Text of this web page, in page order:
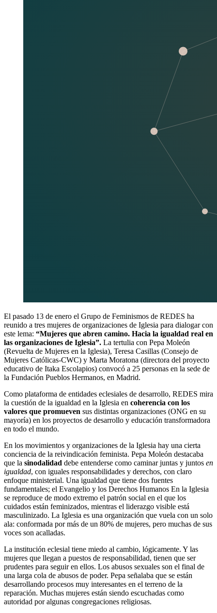
El pasado 13 de enero el Grupo de Feminismos de REDES ha
reunido a tres mujeres de organizaciones de Iglesia para dialogar con
este lema: “Mujeres que abren camino. Hacia la igualdad real en
las organizaciones de Iglesia”. La tertulia con Pepa Moleón
(Revuelta de Mujeres en la Iglesia), Teresa Casillas (Consejo de
Mujeres Católicas-CWC) y Marta Moratona (directora del proyecto
educativo de Itaka Escolapios) convocó a 25 personas en la sede de
la Fundación Pueblos Hermanos, en Madrid.
Como plataforma de entidades eclesiales de desarrollo, REDES mira
la cuestión de la igualdad en la Iglesia en coherencia con los
valores que promueven sus distintas organizaciones (ONG en su
mayoría) en los proyectos de desarrollo y educación transformadora
en todo el mundo.
En los movimientos y organizaciones de la Iglesia hay una cierta
conciencia de la reivindicación feminista. Pepa Moleón destacaba
que la sinodalidad debe entenderse como caminar juntas y juntos en
igualdad, con iguales responsabilidades y derechos, con claro
enfoque ministerial. Una igualdad que tiene dos fuentes
fundamentales; el Evangelio y los Derechos Humanos En la Iglesia
se reproduce de modo extremo el patrón social en el que los
cuidados están feminizados, mientras el liderazgo visible está
masculinizado. La Iglesia es una organización que vuela con un solo
ala: conformada por más de un 80% de mujeres, pero muchas de sus
voces son acalladas.
La institución eclesial tiene miedo al cambio, lógicamente. Y las
mujeres que llegan a puestos de responsabilidad, tienen que ser
prudentes para seguir en ellos. Los abusos sexuales son el final de
una larga cola de abusos de poder. Pepa señalaba que se están
desarrollando procesos muy interesantes en el terreno de la
reparación. Muchas mujeres están siendo escuchadas como
autoridad por algunas congregaciones religiosas.